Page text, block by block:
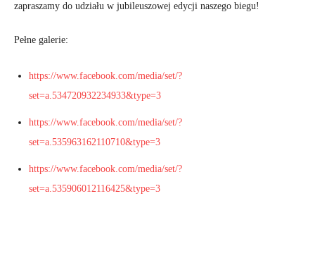
zapraszamy do udziału w jubileuszowej edycji naszego biegu!
Pełne galerie:
https://www.facebook.com/media/set/?
set=a.534720932234933&type=3
https://www.facebook.com/media/set/?
set=a.535963162110710&type=3
https://www.facebook.com/media/set/?
set=a.535906012116425&type=3